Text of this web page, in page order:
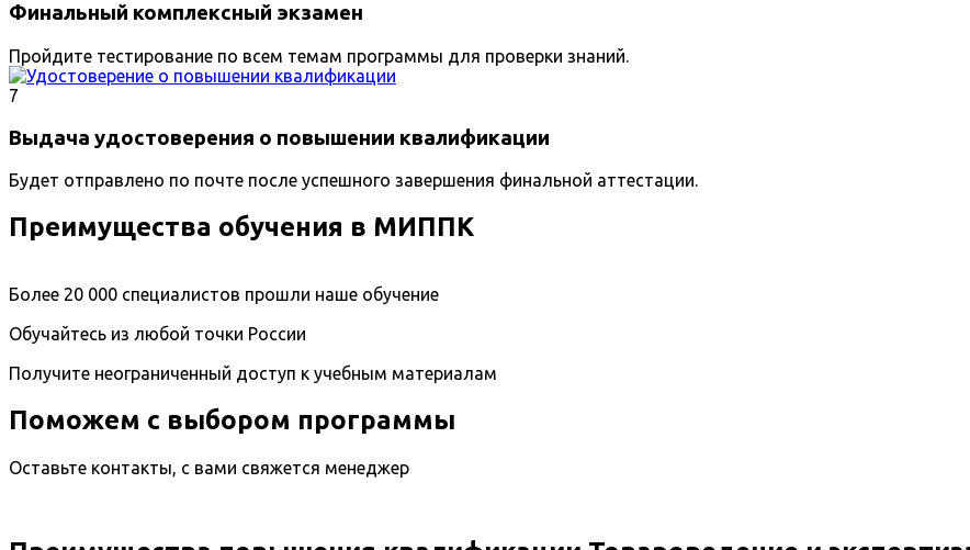
Финальный комплексный экзамен
Пройдите тестирование по всем темам программы для проверки знаний.
7
Выдача удостоверения о повышении квалификации
Будет отправлено по почте после успешного завершения финальной аттестации.
Преимущества обучения в МИППК
Более 20 000 специалистов прошли наше обучение
Обучайтесь из любой точки России
Получите неограниченный доступ к учебным материалам
Поможем с выбором программы
Оставьте контакты, с вами свяжется менеджер